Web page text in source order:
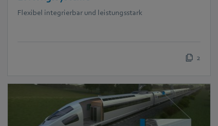
Flexibel integrierbar und leistungsstark
2